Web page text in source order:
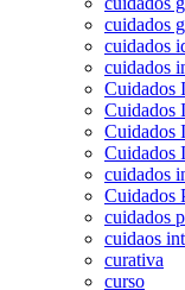
cuidados
cuidados
cuidados
Cuidados
Cuidados
Cuidados
Cuidados
cuidados
Cuidados
cuidados
cuidaos
curativa
curso